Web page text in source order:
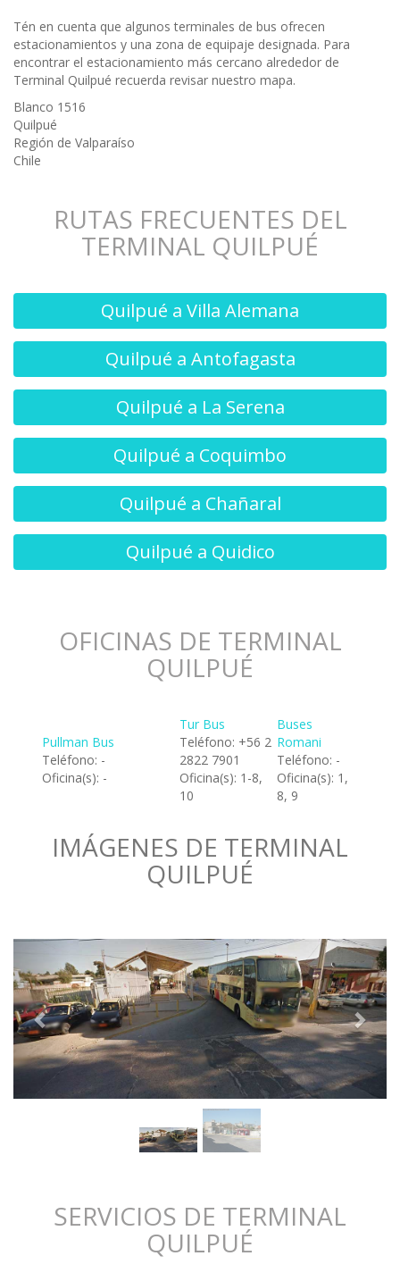
Tén en cuenta que algunos terminales de bus ofrecen
estacionamientos y una zona de equipaje designada. Para
encontrar el estacionamiento más cercano alrededor de
Terminal Quilpué recuerda revisar nuestro mapa.
Blanco 1516
Quilpué
Región de Valparaíso
Chile
RUTAS FRECUENTES DEL
TERMINAL QUILPUÉ
Quilpué a Villa Alemana
Quilpué a Antofagasta
Quilpué a La Serena
Quilpué a Coquimbo
Quilpué a Chañaral
Quilpué a Quidico
OFICINAS DE TERMINAL
QUILPUÉ
Pullman Bus
Teléfono: -
Oficina(s): -
Tur Bus
Teléfono: +56 2
2822 7901
Oficina(s): 1-8,
10
Buses
Romani
Teléfono: -
Oficina(s): 1,
8, 9
IMÁGENES DE TERMINAL
QUILPUÉ
SERVICIOS DE TERMINAL
QUILPUÉ